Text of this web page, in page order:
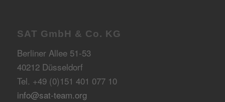
SAT GmbH & Co. KG
Berliner Allee 51-53
40212 Düsseldorf
Tel. +49 (0)151 401 077 10
info@sat-team.org